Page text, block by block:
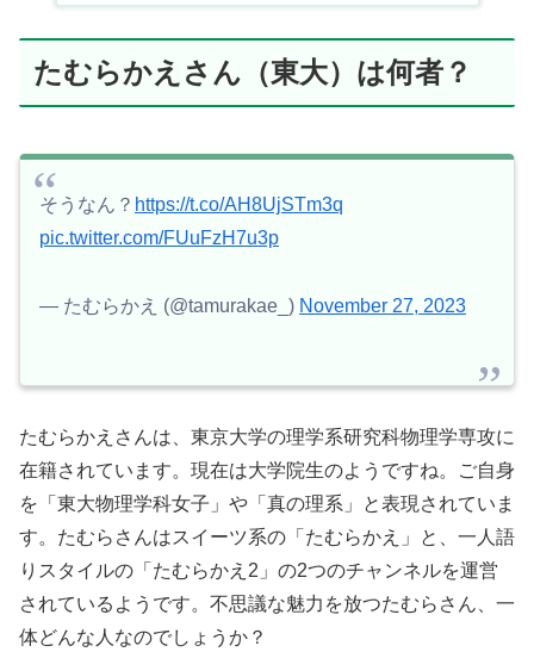
たむらかえさん（東大）は何者？
そうなん？ https://t.co/AH8UjSTm3q
pic.twitter.com/FUuFzH7u3p
— たむらかえ (@tamurakae_) November 27, 2023
たむらかえさんは、東京大学の理学系研究科物理学専攻に
在籍されています。現在は大学院生のようですね。ご自身
を「東大物理学科女子」や「真の理系」と表現されていま
す。たむらさんはスイーツ系の「たむらかえ」と、一人語
りスタイルの「たむらかえ2」の2つのチャンネルを運営
されているようです。不思議な魅力を放つたむらさん、一
体どんな人なのでしょうか？